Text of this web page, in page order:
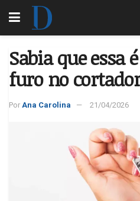
Sabia que essa
furo no
Por Ana Carolina 21/04/2026